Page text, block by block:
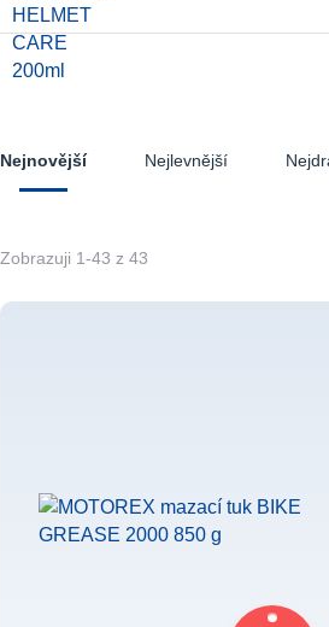
Nejnovější Nejlevnější
Zobrazuji 1-43 z 43